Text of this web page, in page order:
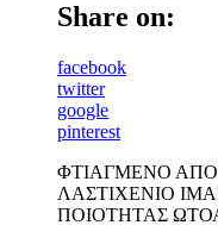
Share on:
facebook
twitter
google
pinterest
ΦΤΙΑΓΜΕΝΟ
ΛΑΣΤΙΧΕΝΙΟ
ΠΟΙΟΤΗΤΑΣ